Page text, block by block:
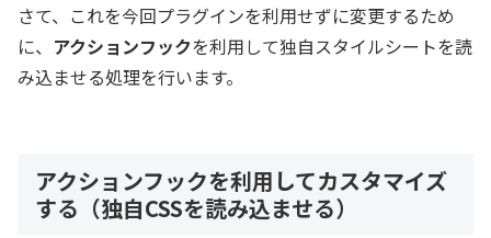
さて、これを今回プラグインを利用せずに変更するため
に、 アクションフックを利用して独自スタイルシートを読
み込ませる処理を行います。
アクションフックを利用してカスタマイズ
する（独自CSSを読み込ませる）